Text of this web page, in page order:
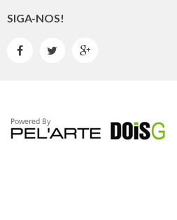
SIGA-NOS!
  